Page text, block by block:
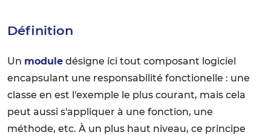
Définition
Un module désigne ici tout composant logiciel
encapsulant une responsabilité fonctionelle : une
classe en est l'exemple le plus courant, mais cela
peut aussi s'appliquer à une fonction, une
méthode, etc. À un plus haut niveau, ce principe